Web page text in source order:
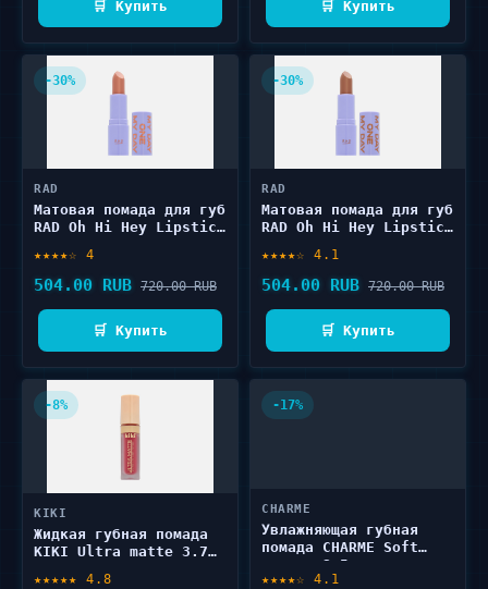
🛒 Купить 🛒 Купить
-30%
RAD
Матовая помада для губ
RAD Oh Hi Hey Lipstick
★★★★☆ 4
504.00 RUB 720.00 RUB
🛒 Купить
-30%
RAD
Матовая помада для губ
RAD Oh Hi Hey Lipstick
★★★★☆ 4.1
504.00 RUB 720.00 RUB
🛒 Купить
-8%
KIKI
Жидкая губная помада
KIKI Ultra matte 3.7
★★★★★ 4.8
-17%
CHARME
Увлажняющая губная
помада CHARME Soft
creamy 3.5 г
★★★★☆ 4.1